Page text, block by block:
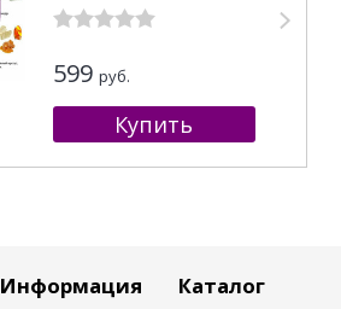
Allure Homme Sport,
10 мл.
599 руб.
Информация Каталог